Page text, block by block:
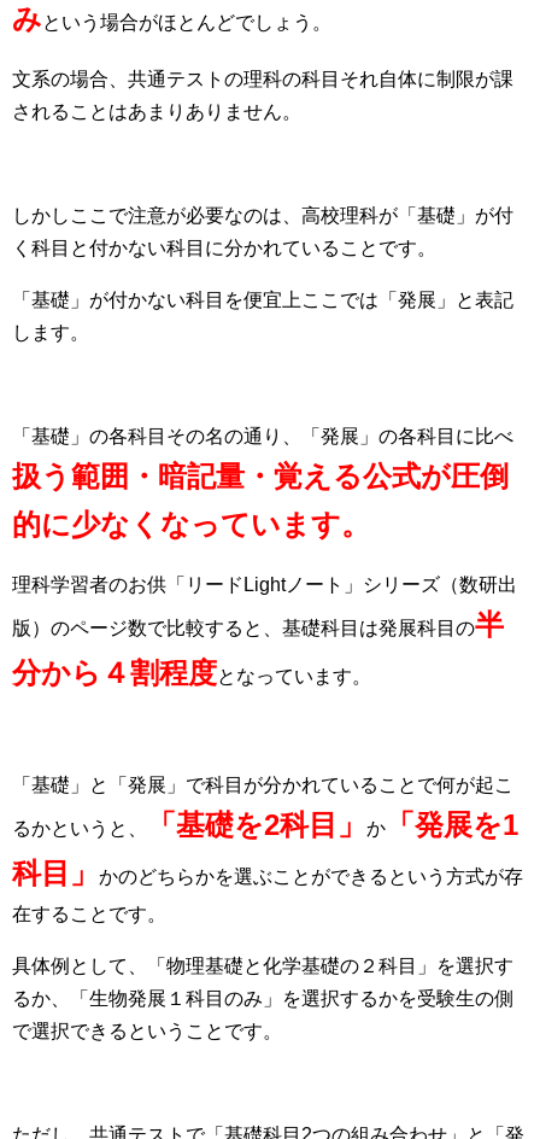
みという場合がほとんどでしょう。
文系の場合、共通テストの理科の科目それ自体に制限が課
されることはあまりありません。
しかしここで注意が必要なのは、高校理科が「基礎」が付
く科目と付かない科目に分かれていることです。
「基礎」が付かない科目を便宜上ここでは「発展」と表記
します。
「基礎」の各科目その名の通り、「発展」の各科目に比べ
扱う範囲・暗記量・覚える公式が圧倒
的に少なくなっています。
理科学習者のお供「リードLightノート」シリーズ（数研出
版）のページ数で比較すると、基礎科目は発展科目の半
分から４割程度となっています。
「基礎」と「発展」で科目が分かれていることで何が起こ
るかというと、 「基礎を2科目」 か
「発展を1
科目」
かのどちらかを選ぶことができるという方式が存
在することです。
具体例として、「物理基礎と化学基礎の２科目」を選択す
るか、「生物発展１科目のみ」を選択するかを受験生の側
で選択できるということです。
ただし、共通テストで「基礎科目2つの組み合わせ」と「発